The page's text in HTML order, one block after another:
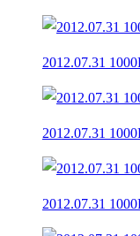
2012.07.31
2012.07.31
2012.07.31